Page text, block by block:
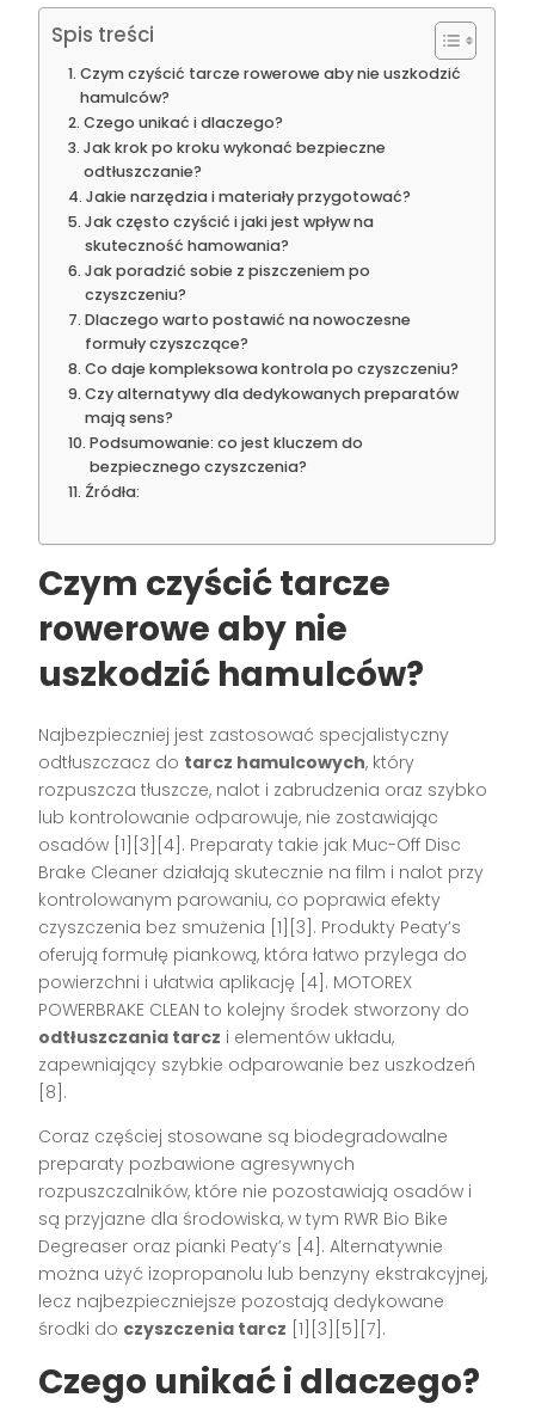
Spis treści
Czym czyścić tarcze rowerowe aby nie uszkodzić
hamulców?
Czego unikać i dlaczego?
Jak krok po kroku wykonać bezpieczne
odtłuszczanie?
Jakie narzędzia i materiały przygotować?
Jak często czyścić i jaki jest wpływ na
skuteczność hamowania?
Jak poradzić sobie z piszczeniem po
czyszczeniu?
Dlaczego warto postawić na nowoczesne
formuły czyszczące?
Co daje kompleksowa kontrola po czyszczeniu?
Czy alternatywy dla dedykowanych preparatów
mają sens?
Podsumowanie: co jest kluczem do
bezpiecznego czyszczenia?
Źródła:
Czym czyścić tarcze
rowerowe aby nie
uszkodzić hamulców?
Najbezpieczniej jest zastosować specjalistyczny
odtłuszczacz do tarcz hamulcowych, który
rozpuszcza tłuszcze, nalot i zabrudzenia oraz szybko
lub kontrolowanie odparowuje, nie zostawiając
osadów [1][3][4]. Preparaty takie jak Muc-Off Disc
Brake Cleaner działają skutecznie na film i nalot przy
kontrolowanym parowaniu, co poprawia efekty
czyszczenia bez smużenia [1][3]. Produkty Peaty’s
oferują formułę piankową, która łatwo przylega do
powierzchni i ułatwia aplikację [4]. MOTOREX
POWERBRAKE CLEAN to kolejny środek stworzony do
odtłuszczania tarcz i elementów układu,
zapewniający szybkie odparowanie bez uszkodzeń
[8].
Coraz częściej stosowane są biodegradowalne
preparaty pozbawione agresywnych
rozpuszczalników, które nie pozostawiają osadów i
są przyjazne dla środowiska, w tym RWR Bio Bike
Degreaser oraz pianki Peaty’s [4]. Alternatywnie
można użyć izopropanolu lub benzyny ekstrakcyjnej,
lecz najbezpieczniejsze pozostają dedykowane
środki do czyszczenia tarcz [1][3][5][7].
Czego unikać i dlaczego?